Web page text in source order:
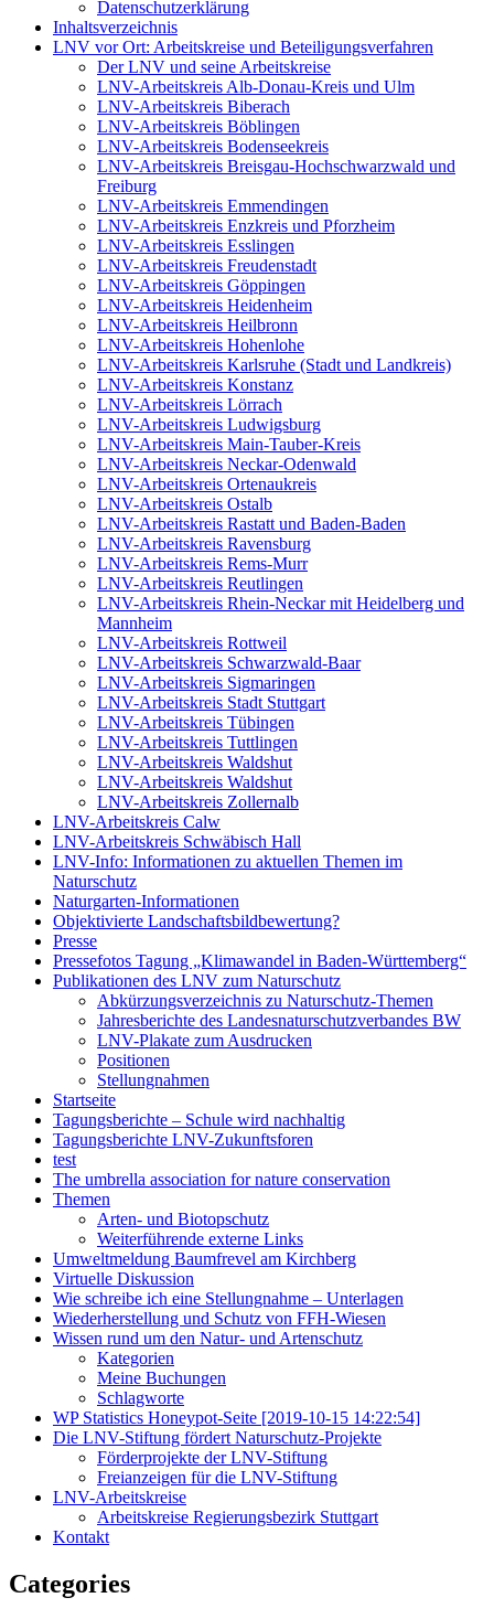
Datenschutzerklärung
Inhaltsverzeichnis
LNV vor Ort: Arbeitskreise und Beteiligungsverfahren
Der LNV und seine Arbeitskreise
LNV-Arbeitskreis Alb-Donau-Kreis und Ulm
LNV-Arbeitskreis Biberach
LNV-Arbeitskreis Böblingen
LNV-Arbeitskreis Bodenseekreis
LNV-Arbeitskreis Breisgau-Hochschwarzwald und
Freiburg
LNV-Arbeitskreis Emmendingen
LNV-Arbeitskreis Enzkreis und Pforzheim
LNV-Arbeitskreis Esslingen
LNV-Arbeitskreis Freudenstadt
LNV-Arbeitskreis Göppingen
LNV-Arbeitskreis Heidenheim
LNV-Arbeitskreis Heilbronn
LNV-Arbeitskreis Hohenlohe
LNV-Arbeitskreis Karlsruhe (Stadt und Landkreis)
LNV-Arbeitskreis Konstanz
LNV-Arbeitskreis Lörrach
LNV-Arbeitskreis Ludwigsburg
LNV-Arbeitskreis Main-Tauber-Kreis
LNV-Arbeitskreis Neckar-Odenwald
LNV-Arbeitskreis Ortenaukreis
LNV-Arbeitskreis Ostalb
LNV-Arbeitskreis Rastatt und Baden-Baden
LNV-Arbeitskreis Ravensburg
LNV-Arbeitskreis Rems-Murr
LNV-Arbeitskreis Reutlingen
LNV-Arbeitskreis Rhein-Neckar mit Heidelberg und
Mannheim
LNV-Arbeitskreis Rottweil
LNV-Arbeitskreis Schwarzwald-Baar
LNV-Arbeitskreis Sigmaringen
LNV-Arbeitskreis Stadt Stuttgart
LNV-Arbeitskreis Tübingen
LNV-Arbeitskreis Tuttlingen
LNV-Arbeitskreis Waldshut
LNV-Arbeitskreis Waldshut
LNV-Arbeitskreis Zollernalb
LNV-Arbeitskreis Calw
LNV-Arbeitskreis Schwäbisch Hall
LNV-Info: Informationen zu aktuellen Themen im
Naturschutz
Naturgarten-Informationen
Objektivierte Landschaftsbildbewertung?
Presse
Pressefotos Tagung „Klimawandel in Baden-Württemberg“
Publikationen des LNV zum Naturschutz
Abkürzungsverzeichnis zu Naturschutz-Themen
Jahresberichte des Landesnaturschutzverbandes BW
LNV-Plakate zum Ausdrucken
Positionen
Stellungnahmen
Startseite
Tagungsberichte – Schule wird nachhaltig
Tagungsberichte LNV-Zukunftsforen
test
The umbrella association for nature conservation
Themen
Arten- und Biotopschutz
Weiterführende externe Links
Umweltmeldung Baumfrevel am Kirchberg
Virtuelle Diskussion
Wie schreibe ich eine Stellungnahme – Unterlagen
Wiederherstellung und Schutz von FFH-Wiesen
Wissen rund um den Natur- und Artenschutz
Kategorien
Meine Buchungen
Schlagworte
WP Statistics Honeypot-Seite [2019-10-15 14:22:54]
Die LNV-Stiftung fördert Naturschutz-Projekte
Förderprojekte der LNV-Stiftung
Freianzeigen für die LNV-Stiftung
LNV-Arbeitskreise
Arbeitskreise Regierungsbezirk Stuttgart
Kontakt
Categories